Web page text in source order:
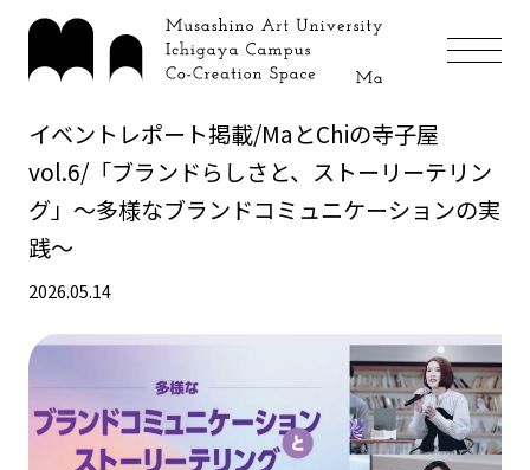
イベントレポート掲載/MaとChiの寺子屋
vol.6/「ブランドらしさと、ストーリーテリン
グ」〜多様なブランドコミュニケーションの実
践〜
2026.05.14